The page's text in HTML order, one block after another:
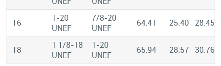
16
1-20
UNEF
7/8-20
UNEF
64.41 25.40 28.45
18
1 1/8-18
UNEF
1-20
UNEF
65.94 28.57 30.76